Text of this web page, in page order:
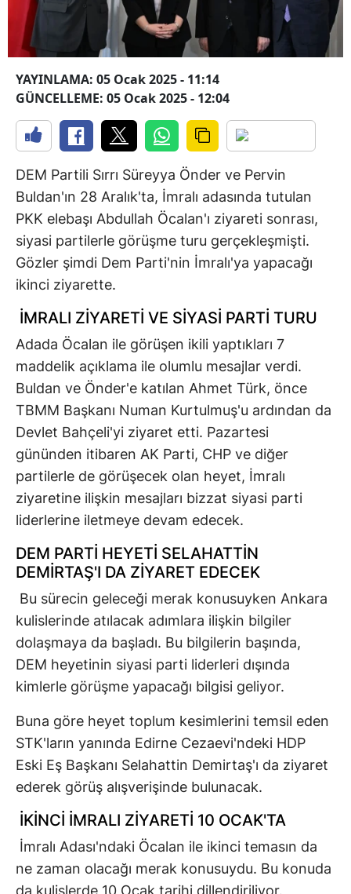
YAYINLAMA: 05 Ocak 2025 - 11:14
GÜNCELLEME: 05 Ocak 2025 - 12:04
DEM Partili Sırrı Süreyya Önder ve Pervin
Buldan'ın 28 Aralık'ta, İmralı adasında tutulan
PKK elebaşı Abdullah Öcalan'ı ziyareti sonrası,
siyasi partilerle görüşme turu gerçekleşmişti.
Gözler şimdi Dem Parti'nin İmralı'ya yapacağı
ikinci ziyarette.
İMRALI ZİYARETİ VE SİYASİ PARTİ TURU
Adada Öcalan ile görüşen ikili yaptıkları 7
maddelik açıklama ile olumlu mesajlar verdi.
Buldan ve Önder'e katılan Ahmet Türk, önce
TBMM Başkanı Numan Kurtulmuş'u ardından da
Devlet Bahçeli'yi ziyaret etti. Pazartesi
gününden itibaren AK Parti, CHP ve diğer
partilerle de görüşecek olan heyet, İmralı
ziyaretine ilişkin mesajları bizzat siyasi parti
liderlerine iletmeye devam edecek.
DEM PARTİ HEYETİ SELAHATTİN
DEMİRTAŞ'I DA ZİYARET EDECEK
Bu sürecin geleceği merak konusuyken Ankara
kulislerinde atılacak adımlara ilişkin bilgiler
dolaşmaya da başladı. Bu bilgilerin başında,
DEM heyetinin siyasi parti liderleri dışında
kimlerle görüşme yapacağı bilgisi geliyor.
Buna göre heyet toplum kesimlerini temsil eden
STK'ların yanında Edirne Cezaevi'ndeki HDP
Eski Eş Başkanı Selahattin Demirtaş'ı da ziyaret
ederek görüş alışverişinde bulunacak.
İKİNCİ İMRALI ZİYARETİ 10 OCAK'TA
İmralı Adası'ndaki Öcalan ile ikinci temasın da
ne zaman olacağı merak konusuydu. Bu konuda